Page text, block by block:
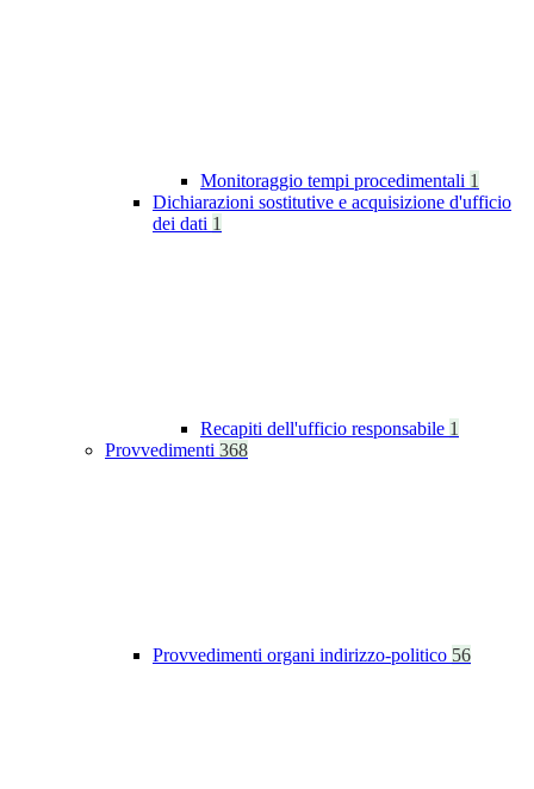
Monitoraggio tempi procedimentali 1
Dichiarazioni sostitutive e acquisizione d'ufficio
dei dati 1
Recapiti dell'ufficio responsabile 1
Provvedimenti 368
Provvedimenti organi indirizzo-politico 56